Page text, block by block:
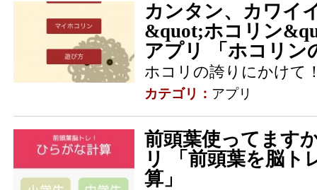
カンタン、カワイ
&quot;ホコリン
アプリ 「ホコリン
ホコリの誇りにかけて
カテゴリ： アプリ
前頭葉使ってます
リ 「前頭葉を脳ト
算」